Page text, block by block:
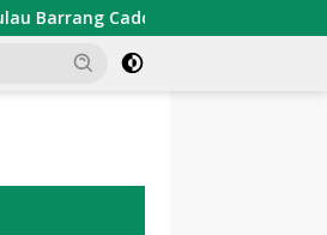
PDKT Danau Tempe :